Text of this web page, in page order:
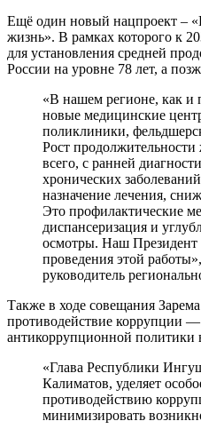
Ещё один новый нацпроект –
жизнь». В рамках которого к
для установления средней
России на уровне 78 лет, а
«В нашем регионе, как и
новые медицинские
поликлиники,
Рост
всего, с ранней
хронических
назначение лечения,
Это профилактические
диспансеризация и
осмотры. Наш Президент
проведения этой
руководитель
Также в ходе совещания
противодействие коррупции
антикоррупционной политики
«Глава Республики
Калиматов, уделяет
противодействию
минимизировать